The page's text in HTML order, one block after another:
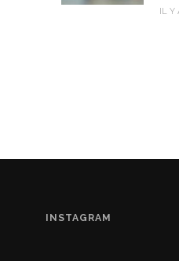
IL Y
INSTAGRAM